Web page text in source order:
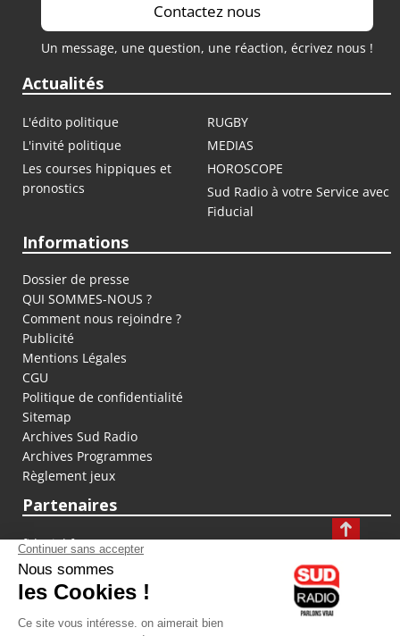
Contactez nous
Un message, une question, une réaction, écrivez nous !
Actualités
L'édito politique
RUGBY
L'invité politique
MEDIAS
Les courses hippiques et
pronostics
HOROSCOPE
Sud Radio à votre Service avec
Fiducial
Informations
Dossier de presse
QUI SOMMES-NOUS ?
Comment nous rejoindre ?
Publicité
Mentions Légales
CGU
Politique de confidentialité
Sitemap
Archives Sud Radio
Archives Programmes
Règlement jeux
Partenaires
fiducial.fr
lyoncapitale.fr
olympique-et-lyonnais.com
L'application Iphone / Android